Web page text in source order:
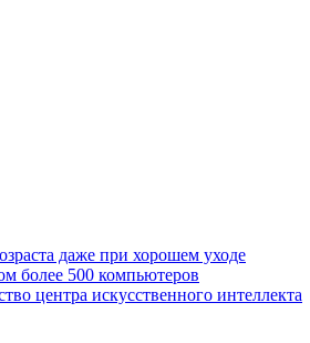
даже при хорошем уходе
более 500 компьютеров
центра искусственного интеллекта